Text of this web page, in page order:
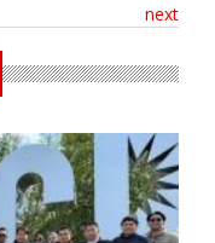
next